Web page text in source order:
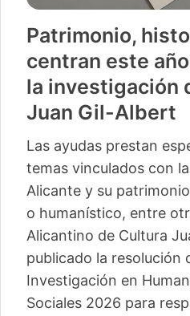
Patrimonio,
centran este
la investigación
Juan Gil-Albert
Las ayudas prestan
temas vinculados con
Alicante y su
o humanístico, entre
Alicantino de Cultura
publicado la resolución
Investigación en
Sociales 2026 para